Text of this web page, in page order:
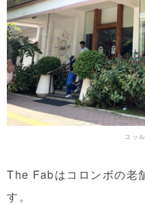
コッ
The Fabはコロンボの老
す。